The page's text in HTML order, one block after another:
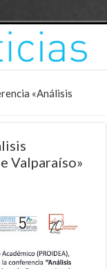
«Análisis
Valparaíso»